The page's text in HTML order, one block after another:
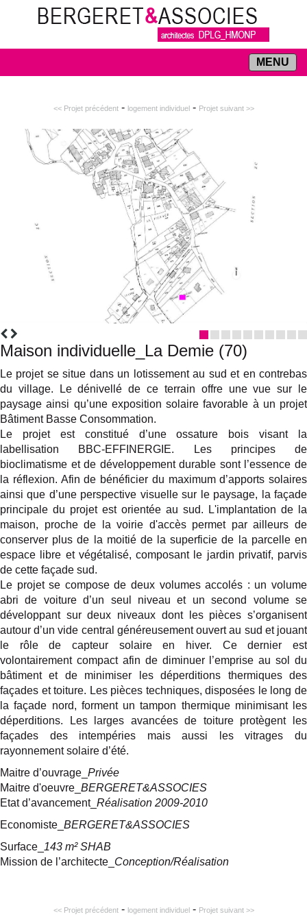
MENU
<< Projet précédent- logement individuel- Projet suivant >>
Maison individuelle_La Demie (70)
Le projet se situe dans un lotissement au sud et en contrebas
du village. Le dénivellé de ce terrain offre une vue sur le
paysage ainsi qu’une exposition solaire favorable à un projet
Bâtiment Basse Consommation.
Le projet est constitué d’une ossature bois visant la
labellisation BBC-EFFINERGIE. Les principes de
bioclimatisme et de développement durable sont l’essence de
la réflexion. Afin de bénéficier du maximum d’apports solaires
ainsi que d’une perspective visuelle sur le paysage, la façade
principale du projet est orientée au sud. L'implantation de la
maison, proche de la voirie d'accès permet par ailleurs de
conserver plus de la moitié de la superficie de la parcelle en
espace libre et végétalisé, composant le jardin privatif, parvis
de cette façade sud.
Le projet se compose de deux volumes accolés : un volume
abri de voiture d’un seul niveau et un second volume se
développant sur deux niveaux dont les pièces s’organisent
autour d’un vide central généreusement ouvert au sud et jouant
le rôle de capteur solaire en hiver. Ce dernier est
volontairement compact afin de diminuer l’emprise au sol du
bâtiment et de minimiser les déperditions thermiques des
façades et toiture. Les pièces techniques, disposées le long de
la façade nord, forment un tampon thermique minimisant les
déperditions. Les larges avancées de toiture protègent les
façades des intempéries mais aussi les vitrages du
rayonnement solaire d’été.
Maitre d’ouvrage_ Privée
Maitre d'oeuvre_ BERGERET&ASSOCIES
Etat d’avancement_ Réalisation 2009-2010
Economiste_ BERGERET&ASSOCIES
Surface_ 143 m² SHAB
Mission de l’architecte_ Conception/Réalisation
<< Projet précédent- logement individuel- Projet suivant >>